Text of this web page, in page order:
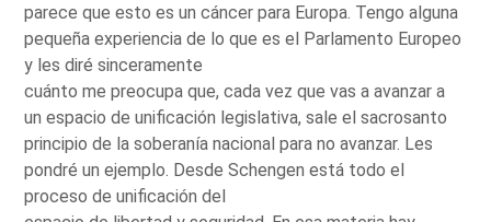
parece que esto es un cáncer para Europa. Tengo alguna
pequeña experiencia de lo que es el Parlamento Europeo
y les diré sinceramente
cuánto me preocupa que, cada vez que vas a avanzar a
un espacio de unificación legislativa, sale el sacrosanto
principio de la soberanía nacional para no avanzar. Les
pondré un ejemplo. Desde Schengen está todo el
proceso de unificación del